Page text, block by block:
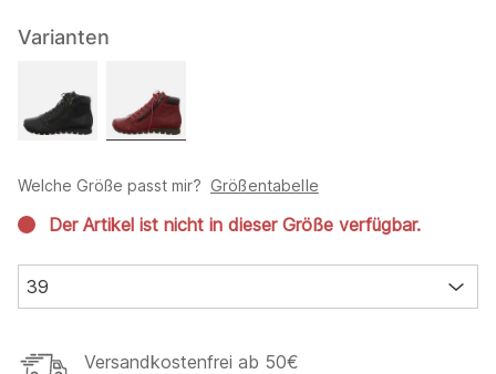
Varianten
Welche Größe passt mir? Größentabelle
Der Artikel ist nicht in dieser Größe verfügbar.
39
Versandkostenfrei ab 50€